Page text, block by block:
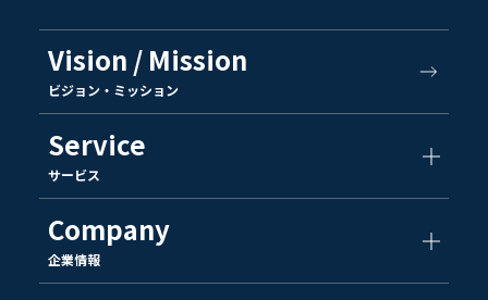
Vision / Mission
ビジョン・ミッション
Service
サービス
Company
企業情報